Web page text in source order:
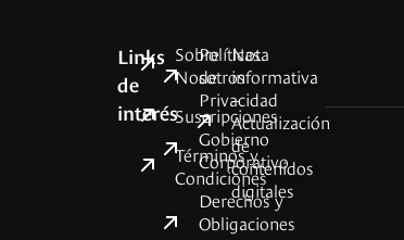
Links
de
interés
Sobre
Nosotros
Suscripciones
Términos y
Condiciones
Políticas
de
Privacidad
Gobierno
Corporativo
Derechos y
Obligaciones
Nota
informativa
–
Actualización
de
contenidos
digitales